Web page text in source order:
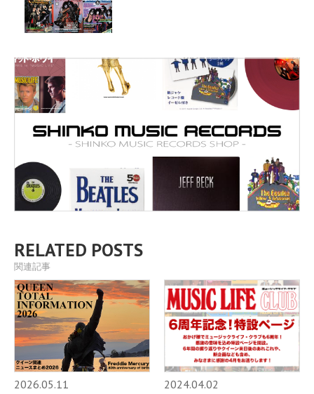
RELATED POSTS
関連記事
2026.05.11 2024.04.02